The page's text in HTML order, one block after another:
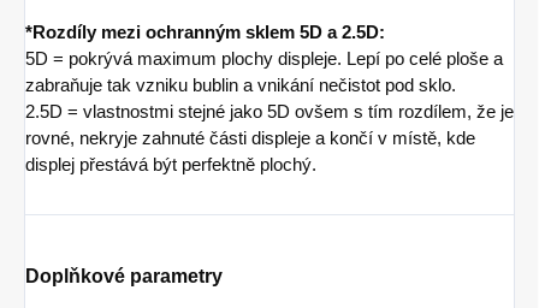
*Rozdíly mezi ochranným sklem 5D a 2.5D:
5D = pokrývá maximum plochy displeje. Lepí po celé ploše a
zabraňuje tak vzniku bublin a vnikání nečistot pod sklo.
2.5D = vlastnostmi stejné jako 5D ovšem s tím rozdílem, že je
rovné, nekryje zahnuté části displeje a končí v místě, kde
displej přestává být perfektně plochý.
Doplňkové parametry